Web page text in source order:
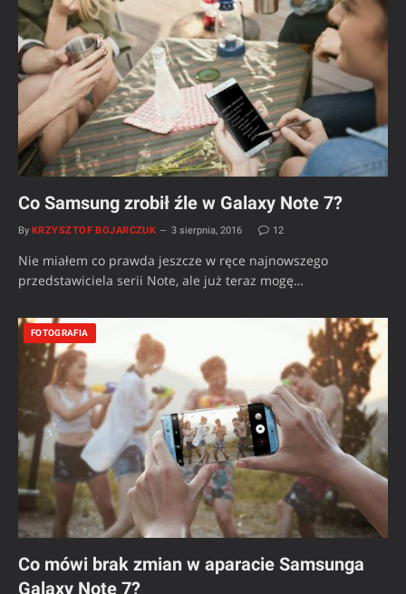
Co Samsung zrobił źle w Galaxy Note 7?
By KRZYSZTOF BOJARCZUK 3 sierpnia, 2016 12
Nie miałem co prawda jeszcze w ręce najnowszego
przedstawiciela serii Note, ale już teraz mogę…
FOTOGRAFIA
Co mówi brak zmian w aparacie Samsunga
Galaxy Note 7?